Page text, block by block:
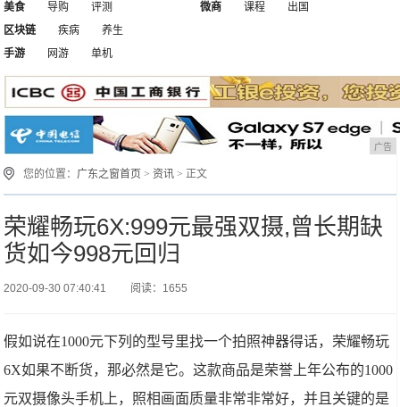
美食
导购 评测
微商
课程
出国
区块链
疾病
养生
手游
网游 单机
广告
您的位置： 广东之窗首页 >资讯 > 正文
荣耀畅玩6X:999元最强双摄,曾长期缺
货如今998元回归
2020-09-30 07:40:41 阅读：1655
假如说在1000元下列的型号里找一个拍照神器得话，荣耀畅玩
6X如果不断货，那必然是它。这款商品是荣誉上年公布的1000
元双摄像头手机上，照相画面质量非常非常好，并且关键的是